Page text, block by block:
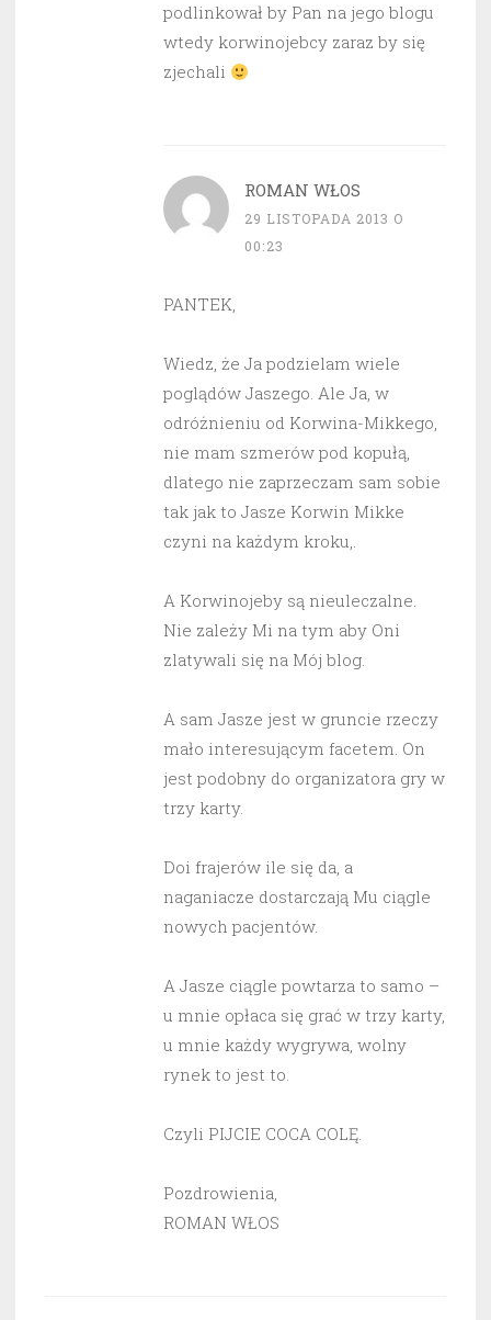
podlinkował by Pan na jego blogu
wtedy korwinojebcy zaraz by się
zjechali
ROMAN WŁOS
29 LISTOPADA 2013 O
00:23
PANTEK,
Wiedz, że Ja podzielam wiele
poglądów Jaszego. Ale Ja, w
odróżnieniu od Korwina-Mikkego,
nie mam szmerów pod kopułą,
dlatego nie zaprzeczam sam sobie
tak jak to Jasze Korwin Mikke
czyni na każdym kroku,.
A Korwinojeby są nieuleczalne.
Nie zależy Mi na tym aby Oni
zlatywali się na Mój blog.
A sam Jasze jest w gruncie rzeczy
mało interesującym facetem. On
jest podobny do organizatora gry w
trzy karty.
Doi frajerów ile się da, a
naganiacze dostarczają Mu ciągle
nowych pacjentów.
A Jasze ciągle powtarza to samo –
u mnie opłaca się grać w trzy karty,
u mnie każdy wygrywa, wolny
rynek to jest to.
Czyli PIJCIE COCA COLĘ.
Pozdrowienia,
ROMAN WŁOS